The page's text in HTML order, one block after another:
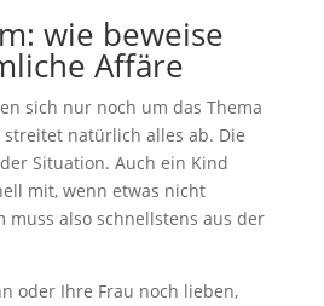
wie beweise
Affäre
sich nur noch um das Thema
streitet natürlich alles ab. Die
Situation. Auch ein Kind
mit, wenn etwas nicht
muss also schnellstens aus der
oder Ihre Frau noch lieben,